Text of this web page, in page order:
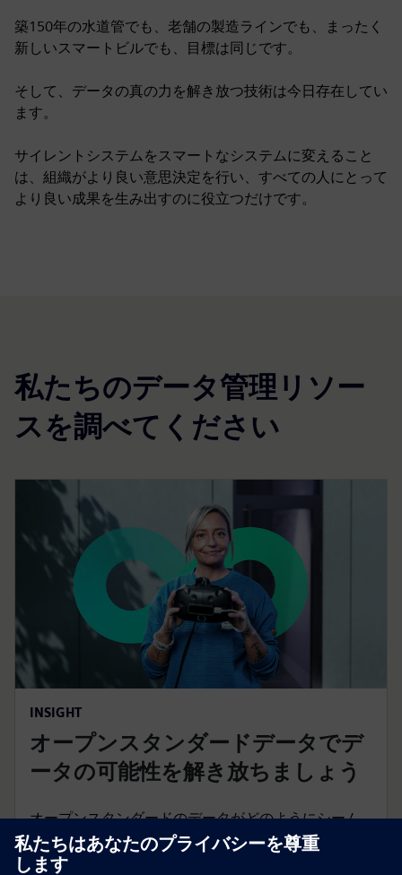
築150年の水道管でも、老舗の製造ラインでも、まったく
新しいスマートビルでも、目標は同じです。
そして、データの真の力を解き放つ技術は今日存在してい
ます。
サイレントシステムをスマートなシステムに変えること
は、組織がより良い意思決定を行い、すべての人にとって
より良い成果を生み出すのに役立つだけです。
私たちのデータ管理リソー
スを調べてください
INSIGHT
オープンスタンダードデータでデ
ータの可能性を解き放ちましょう
オープンスタンダードのデータがどのようにシーム
レスなデータ交換をサポートし、ビジネスの生産
性、効率性、持続可能性、柔軟性を変革するかをご